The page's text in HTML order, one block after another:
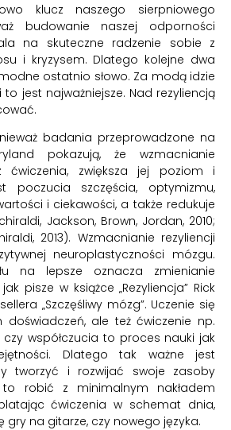
klucz naszego sierpniowego
budowanie naszej odporności
na skuteczne radzenie sobie z
i kryzysem. Dlatego kolejne dwa
ostatnio słowo. Za modą idzie
jest najważniejsze. Nad rezyliencją
badania przeprowadzone na
pokazują, że wzmacnianie
ćwiczenia, zwiększa jej poziom i
poczucia szczęścia, optymizmu,
i ciekawości, a także redukuje
Jackson, Brown, Jordan, 2010;
2013). Wzmacnianie rezyliencji
neuroplastyczności mózgu.
na lepsze oznacza zmienianie
pisze w książce „Rezyliencja” Rick
„Szczęśliwy mózg”. Uczenie się
doświadczeń, ale też ćwiczenie np.
czy współczucia to proces nauki jak
Dlatego tak ważne jest
tworzyć i rozwijać swoje zasoby
to robić z minimalnym nakładem
ćwiczenia w schemat dnia,
gry na gitarze, czy nowego języka.